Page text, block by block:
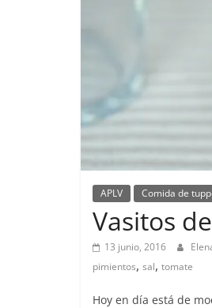
APLV Comida de
Vasitos
13 junio, 2016
pimientos, sal, tomate
Hoy en día está de